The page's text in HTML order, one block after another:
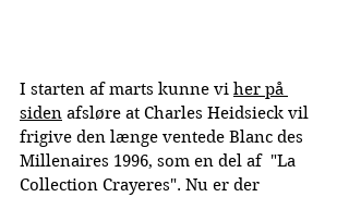
I starten af marts kunne vi her på
siden afsløre at Charles Heidsieck vil
frigive den længe ventede Blanc des
Millenaires 1996, som en del af  "La
Collection Crayeres". Nu er der